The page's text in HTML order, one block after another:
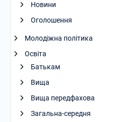
Новини
Оголошення
Молодіжна політика
Освіта
Батькам
Вища
Вища передфахова
Загальна-середня